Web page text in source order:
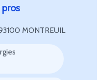
pros
MONTREUIL